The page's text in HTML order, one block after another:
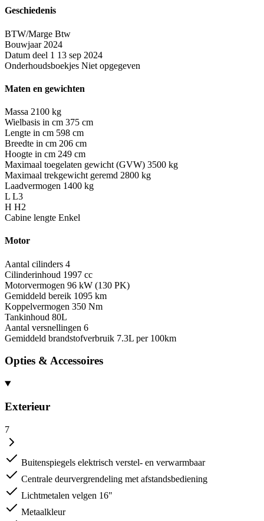
Geschiedenis
BTW/Marge Btw
Bouwjaar 2024
Datum deel 1 13 sep 2024
Onderhoudsboekjes Niet opgegeven
Maten en gewichten
Massa 2100 kg
Wielbasis in cm 375 cm
Lengte in cm 598 cm
Breedte in cm 206 cm
Hoogte in cm 249 cm
Maximaal toegelaten gewicht (GVW) 3500 kg
Maximaal trekgewicht geremd 2800 kg
Laadvermogen 1400 kg
L L3
H H2
Cabine lengte Enkel
Motor
Aantal cilinders 4
Cilinderinhoud 1997 cc
Motorvermogen 96 kW (130 PK)
Gemiddeld bereik 1095 km
Koppelvermogen 350 Nm
Tankinhoud 80L
Aantal versnellingen 6
Gemiddeld brandstofverbruik 7.3L per 100km
Opties & Accessoires
Exterieur
7
Buitenspiegels elektrisch verstel- en verwarmbaar
Centrale deurvergrendeling met afstandsbediening
Lichtmetalen velgen 16"
Metaalkleur